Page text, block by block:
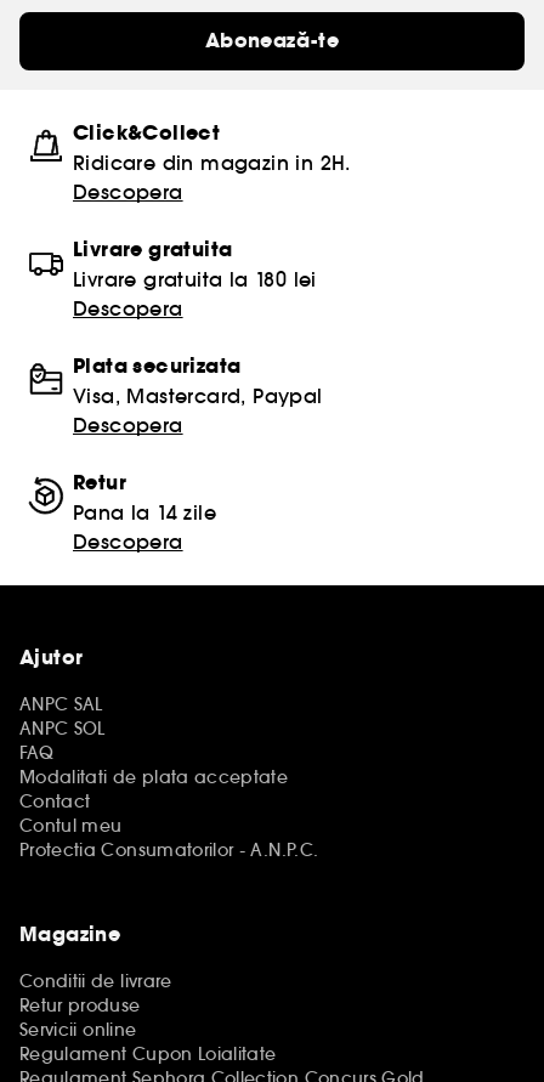
Abonează-te
Click&Collect
Ridicare din magazin in 2H.
Descopera
Livrare gratuita
Livrare gratuita la 180 lei
Descopera
Plata securizata
Visa, Mastercard, Paypal
Descopera
Retur
Pana la 14 zile
Descopera
Ajutor
ANPC SAL
ANPC SOL
FAQ
Modalitati de plata acceptate
Contact
Contul meu
Protectia Consumatorilor - A.N.P.C.
Magazine
Conditii de livrare
Retur produse
Servicii online
Regulament Cupon Loialitate